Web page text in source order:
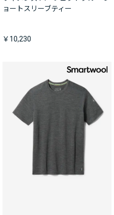
ョートスリーブティー
￥10,230